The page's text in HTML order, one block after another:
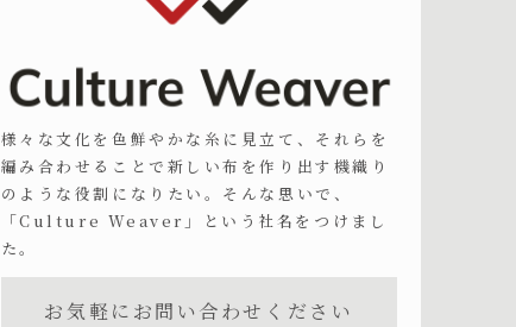
様々な文化を色鮮やかな糸に見立て、それらを
編み合わせることで新しい布を作り出す機織り
のような役割になりたい。そんな思いで、
「Culture Weaver」という社名をつけまし
た。
お気軽にお問い合わせください